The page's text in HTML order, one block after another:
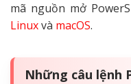
mã nguồn mở
Linuxvà macOS.
Những câu lệnh